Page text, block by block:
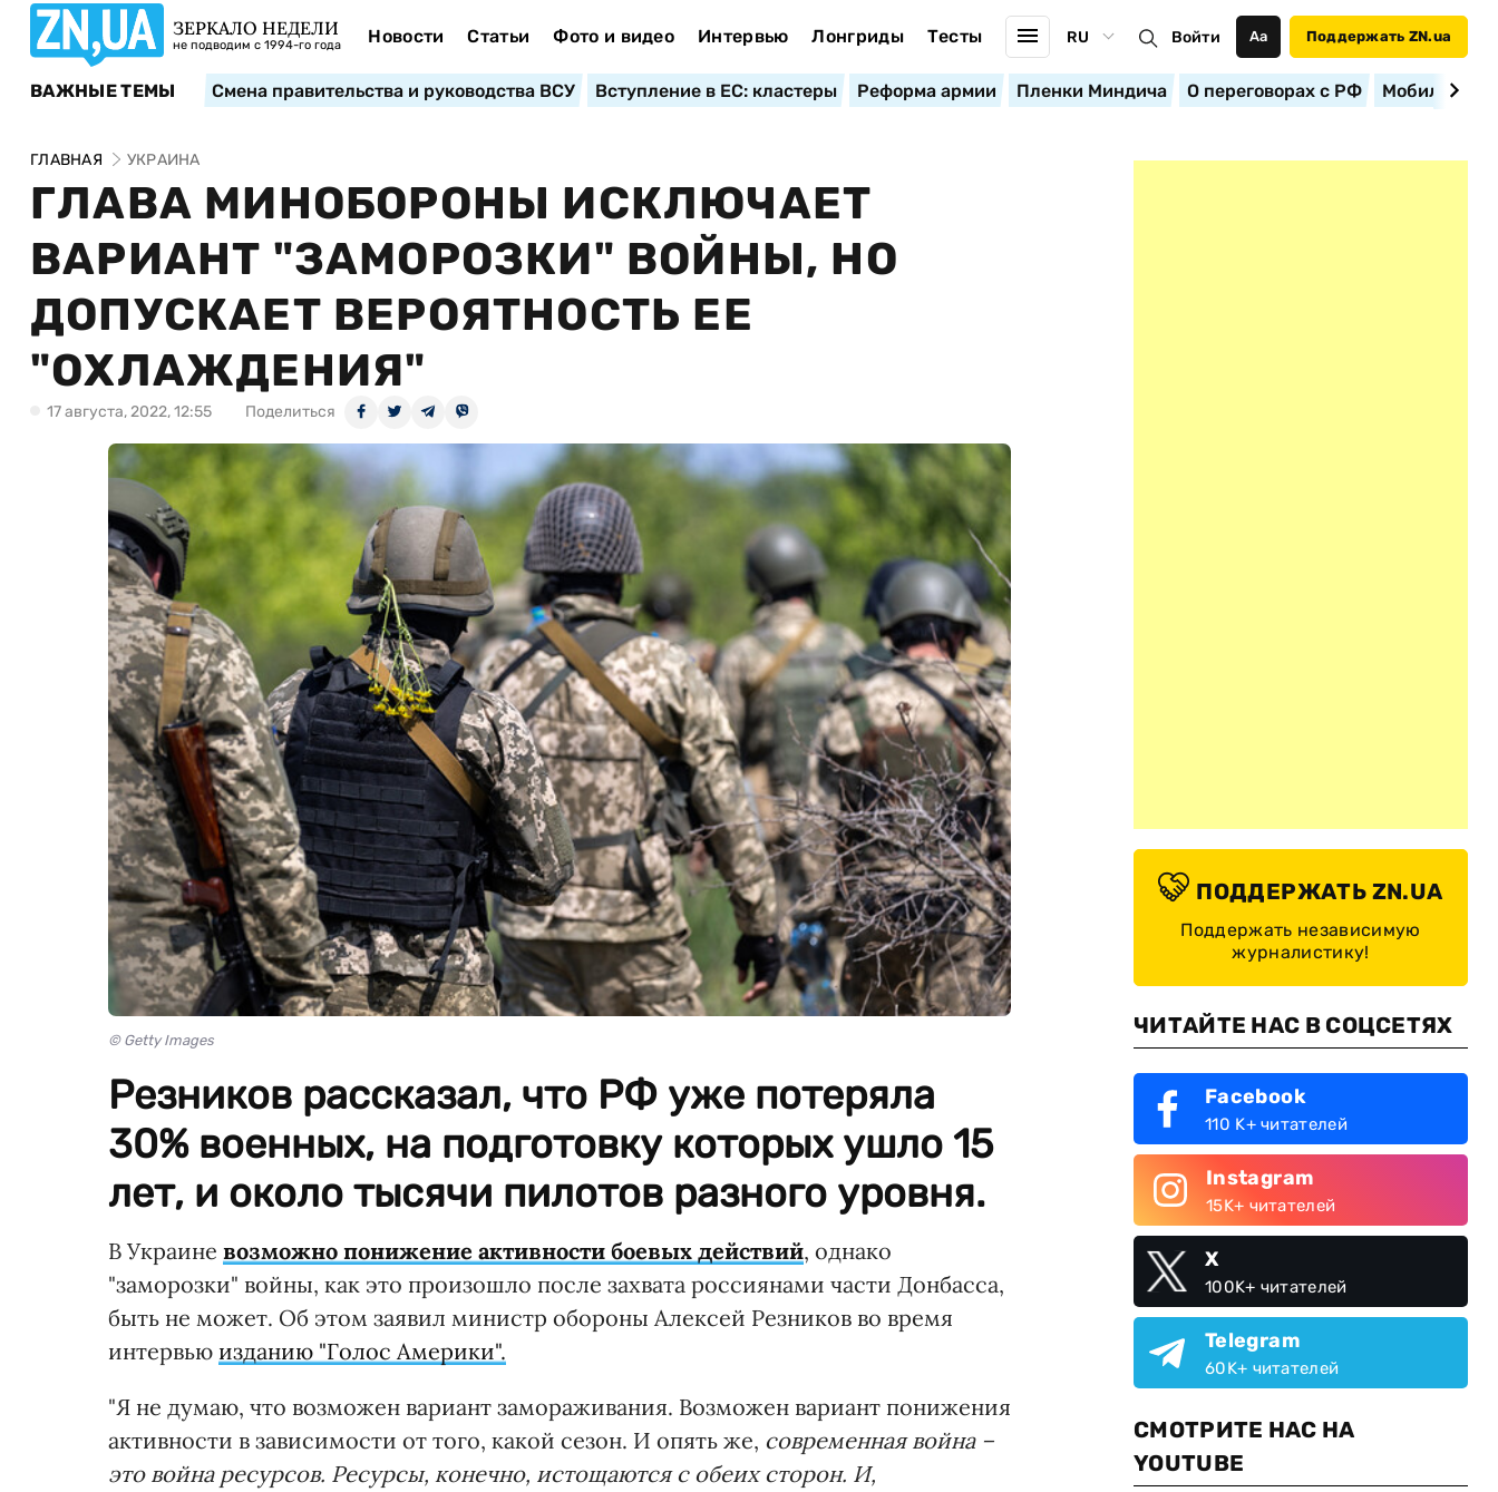
ЗЕРКАЛО НЕДЕЛИ
не подводим с 1994-го года Новости Статьи Фото и видео Интервью Лонгриды Тесты RU Войти Аа Поддержать ZN.ua
ВАЖНЫЕ ТЕМЫ Смена правительства и руководства ВСУ Вступление в ЕС: кластеры Реформа армии Пленки Миндича О переговорах с РФ
ГЛАВНАЯ УКРАИНА
ГЛАВА МИНОБОРОНЫ ИСКЛЮЧАЕТ
ВАРИАНТ "ЗАМОРОЗКИ" ВОЙНЫ, НО
ДОПУСКАЕТ ВЕРОЯТНОСТЬ ЕЕ
"ОХЛАЖДЕНИЯ"
17 августа, 2022, 12:55 Поделиться
© Getty Images
Резников рассказал, что РФ уже потеряла
30% военных, на подготовку которых ушло 15
лет, и около тысячи пилотов разного уровня.
В Украине возможно понижение активности боевых действий, однако
"заморозки" войны, как это произошло после захвата россиянами части Донбасса,
быть не может. Об этом заявил министр обороны Алексей Резников во время
интервью изданию "Голос Америки".
"Я не думаю, что возможен вариант замораживания. Возможен вариант понижения
активности в зависимости от того, какой сезон. И опять же, современная война –
это война ресурсов. Ресурсы, конечно, истощаются с обеих сторон. И,
ПОДДЕРЖАТЬ ZN.UA
Поддержать независимую
журналистику!
ЧИТАЙТЕ НАС В СОЦСЕТЯХ
Facebook
110 K+ читателей
Instagram
15K+ читателей
X
100K+ читателей
Telegram
60K+ читателей
СМОТРИТЕ НАС НА
YOUTUBE